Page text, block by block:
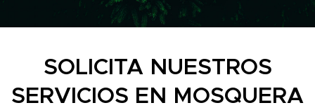
SOLICITA NUESTROS
SERVICIOS EN MOSQUERA